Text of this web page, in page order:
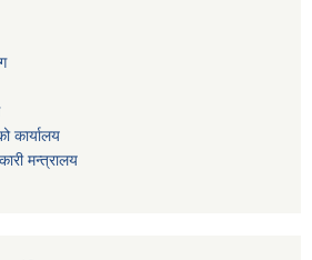
कार्यालय
मन्त्रालय